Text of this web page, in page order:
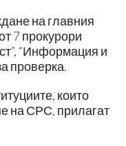
на главния
7 прокурори
“Информация и
проверка.
които
на СРС, прилагат